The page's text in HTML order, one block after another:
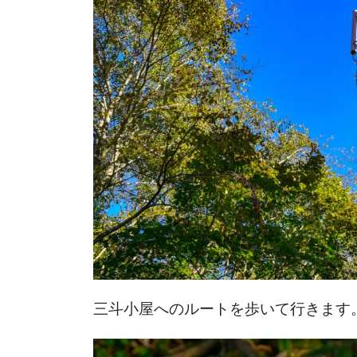
三斗小屋へのルートを歩いて行きます